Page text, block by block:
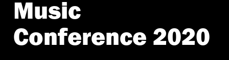
Music
Conference 2020